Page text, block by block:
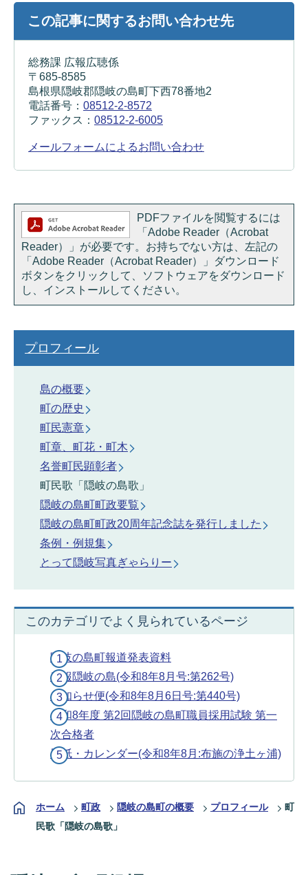
この記事に関するお問い合わせ先
総務課 広報広聴係
〒685-8585
島根県隠岐郡隠岐の島町下西78番地2
電話番号： 08512-2-8572
ファックス： 08512-2-6005
メールフォームによるお問い合わせ
PDFファイルを閲覧するには
「Adobe Reader（Acrobat
Reader）」が必要です。お持ちでない方は、左記の
「Adobe Reader（Acrobat Reader）」ダウンロード
ボタンをクリックして、ソフトウェアをダウンロード
し、インストールしてください。
プロフィール
島の概要
町の歴史
町民憲章
町章、町花・町木
名誉町民顕彰者
町民歌「隠岐の島歌」
隠岐の島町町政要覧
隠岐の島町町政20周年記念誌を発行しました
条例・例規集
とって隠岐写真ぎゃらりー
このカテゴリでよく見られているページ
隠岐の島町報道発表資料
広報隠岐の島(令和8年8月号:第262号)
お知らせ便(令和8年8月6日号:第440号)
令和8年度 第2回隠岐の島町職員採用試験 第一
次合格者
壁紙・カレンダー(令和8年8月:布施の浄土ヶ浦)
ホーム 町政 隠岐の島町の概要 プロフィール
町
民歌「隠岐の島歌」